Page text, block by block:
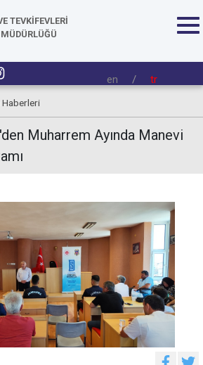
TEVKİFEVLERİ
MÜDÜRLÜĞÜ
en / tr
Haberleri
Muharrem Ayında Manevi